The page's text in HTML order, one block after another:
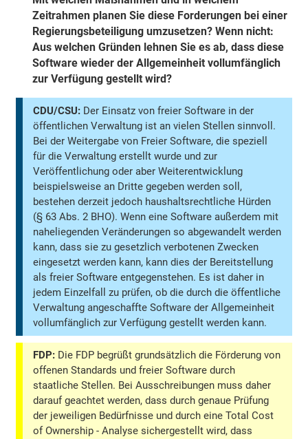
Zeitrahmen planen Sie diese Forderungen bei einer
Regierungsbeteiligung umzusetzen? Wenn nicht:
Aus welchen Gründen lehnen Sie es ab, dass diese
Software wieder der Allgemeinheit vollumfänglich
zur Verfügung gestellt wird?
CDU/CSU: Der Einsatz von freier Software in der
öffentlichen Verwaltung ist an vielen Stellen sinnvoll.
Bei der Weitergabe von Freier Software, die speziell
für die Verwaltung erstellt wurde und zur
Veröffentlichung oder aber Weiterentwicklung
beispielsweise an Dritte gegeben werden soll,
bestehen derzeit jedoch haushaltsrechtliche Hürden
(§ 63 Abs. 2 BHO). Wenn eine Software außerdem mit
naheliegenden Veränderungen so abgewandelt werden
kann, dass sie zu gesetzlich verbotenen Zwecken
eingesetzt werden kann, kann dies der Bereitstellung
als freier Software entgegenstehen. Es ist daher in
jedem Einzelfall zu prüfen, ob die durch die öffentliche
Verwaltung angeschaffte Software der Allgemeinheit
vollumfänglich zur Verfügung gestellt werden kann.
FDP: Die FDP begrüßt grundsätzlich die Förderung von
offenen Standards und freier Software durch
staatliche Stellen. Bei Ausschreibungen muss daher
darauf geachtet werden, dass durch genaue Prüfung
der jeweiligen Bedürfnisse und durch eine Total Cost
of Ownership - Analyse sichergestellt wird, dass